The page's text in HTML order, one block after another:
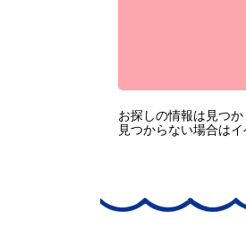
お探しの情報は見つか
見つからない場合は